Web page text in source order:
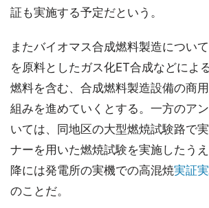
証も実施する予定だという。
またバイオマス合成燃料製造につい
を原料としたガス化ET合成などによ
燃料を含む、合成燃料製造設備の商
組みを進めていくとする。一方のア
いては、同地区の大型燃焼試験路で
ナーを用いた燃焼試験を実施したう
降には発電所の実機での高混焼実証
のことだ。